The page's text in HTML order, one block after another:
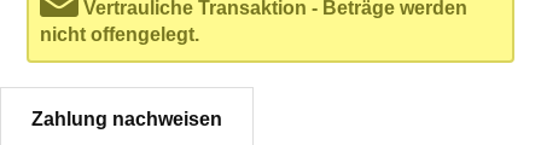
Vertrauliche Transaktion - Beträge werden
nicht offengelegt.
Zahlung nachweisen